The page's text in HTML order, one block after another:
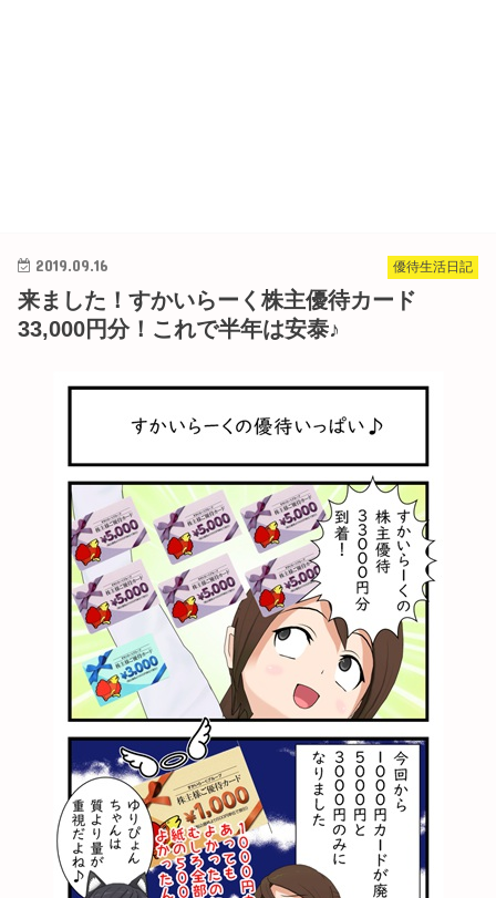
優待生活日記
2019.09.16
来ました！すかいらーく株主優待カード
33,000円分！これで半年は安泰♪